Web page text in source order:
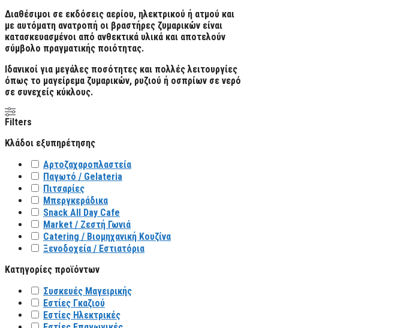
Διαθέσιμοι σε εκδόσεις αερίου, ηλεκτρικού ή ατμού και
με αυτόματη ανατροπή οι βραστήρες ζυμαρικών είναι
κατασκευασμένοι από ανθεκτικά υλικά και αποτελούν
σύμβολο πραγματικής ποιότητας.
Ιδανικοί για μεγάλες ποσότητες και πολλές λειτουργίες
όπως το μαγείρεμα ζυμαρικών, ρυζιού ή οσπρίων σε νερό
σε συνεχείς κύκλους.
Filters
Κλάδοι εξυπηρέτησης
Αρτοζαχαροπλαστεία
Παγωτό / Gelateria
Πιτσαρίες
Μπεργκεράδικα
Snack All Day Cafe
Market / Ζεστή Γωνιά
Catering / Βιομηχανική Κουζίνα
Ξενοδοχεία / Εστιατόρια
Κατηγορίες προϊόντων
Συσκευές Μαγειρικής
Εστίες Γκαζιού
Εστίες Ηλεκτρικές